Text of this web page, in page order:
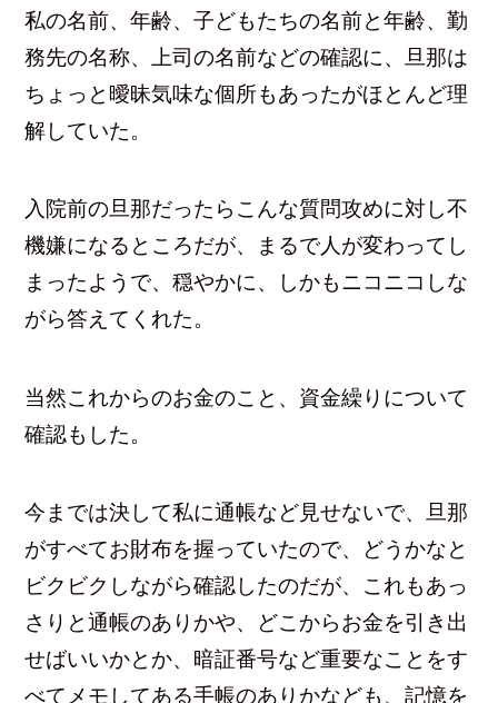
私の名前、年齢、子どもたちの名前と年齢、勤
務先の名称、上司の名前などの確認に、旦那は
ちょっと曖昧気味な個所もあったがほとんど理
解していた。
入院前の旦那だったらこんな質問攻めに対し不
機嫌になるところだが、まるで人が変わってし
まったようで、穏やかに、しかもニコニコしな
がら答えてくれた。
当然これからのお金のこと、資金繰りについて
確認もした。
今までは決して私に通帳など見せないで、旦那
がすべてお財布を握っていたので、どうかなと
ビクビクしながら確認したのだが、これもあっ
さりと通帳のありかや、どこからお金を引き出
せばいいかとか、暗証番号など重要なことをす
べてメモしてある手帳のありかなども、記憶を